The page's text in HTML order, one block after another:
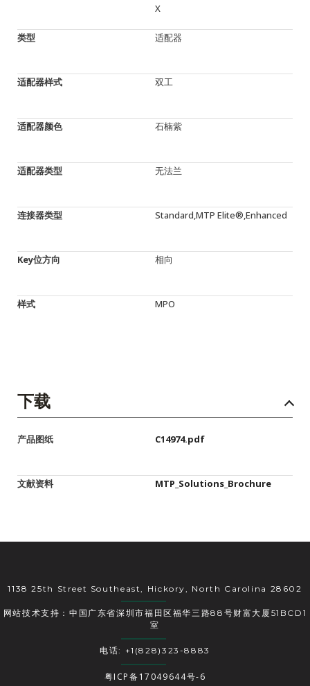
X
类型 适配器
适配器样式 双工
适配器颜色 石楠紫
适配器类型 无法兰
连接器类型 Standard,MTP Elite®,Enhanced
Key位方向 相向
样式 MPO
下载
产品图纸 C14974.pdf
文献资料 MTP_Solutions_Brochure
1138 25th Street Southeast, Hickory, North Carolina 28602
网站技术支持：中国广东省深圳市福田区福华三路88号财富大厦51BCD1
室
电话: +1(828)323-8883
粤ICP备17049644号-6